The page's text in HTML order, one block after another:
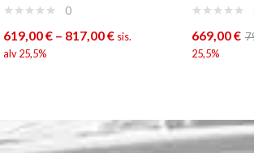
0
619,00€ – 817,00€ sis.
alv 25,5%
669,00€
25,5%